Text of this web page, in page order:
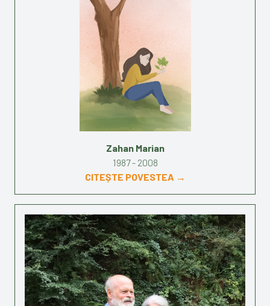
Zahan Marian
1987 - 2008
CITEȘTE POVESTEA →